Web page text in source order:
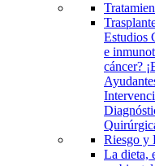
Estudios
e
cáncer?
Riesgo y
La dieta,